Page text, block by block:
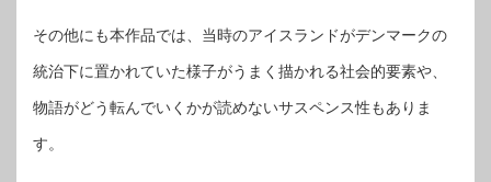
その他にも本作品では、当時のアイスランドがデンマークの
統治下に置かれていた様子がうまく描かれる社会的要素や、
物語がどう転んでいくかが読めないサスペンス性もありま
す。